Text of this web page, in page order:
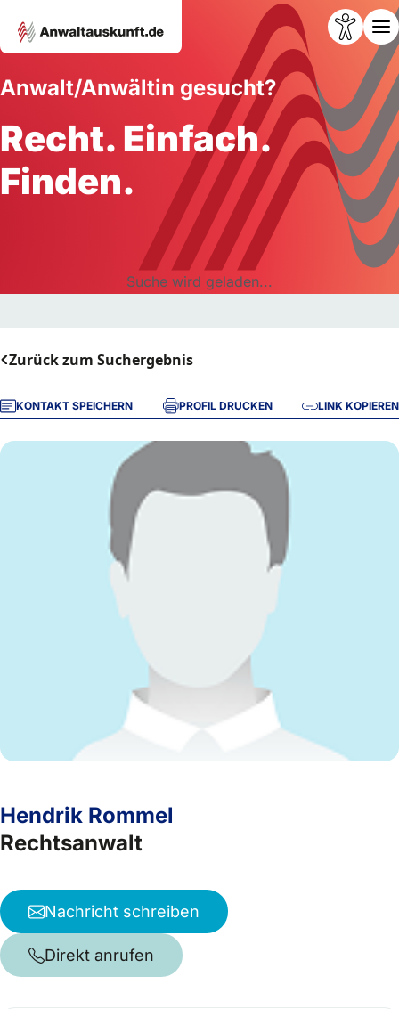
Anwalt/Anwältin gesucht?
Recht. Einfach.
Finden.
Suche wird geladen...
Zurück zum Suchergebnis
KONTAKT SPEICHERN PROFIL DRUCKEN LINK KOPIEREN
Hendrik Rommel
Rechtsanwalt
Nachricht schreiben
Direkt anrufen